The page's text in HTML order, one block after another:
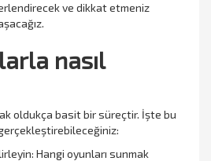
ve dikkat etmeniz
nasıl
oldukça basit bir süreçtir. İşte bu
gerçekleştirebileceğiniz:
Hangi oyunları sunmak